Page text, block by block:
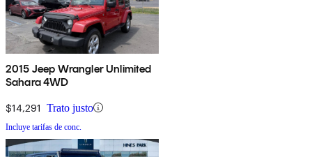
2015 Jeep Wrangler Unlimited
Sahara 4WD
$14,291 Trato justo
Incluye tarifas de conc.